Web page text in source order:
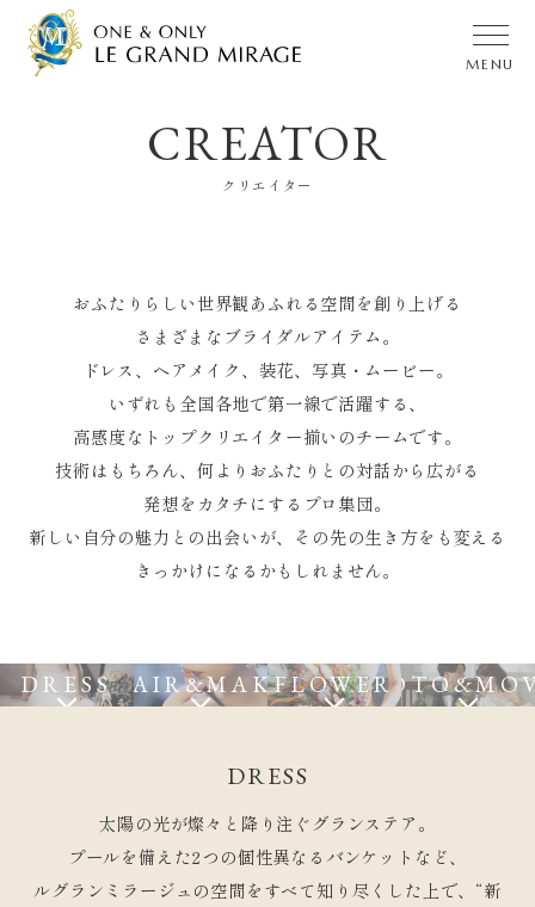
ブランドメッセージ ブライダルフェア
料理・デザート クリエイター
コラム・おすすめ情報 特典・プレゼント
Q & A ご列席の 皆様へ
アクセス 会社
採用情報
CONTACT ご来館・お問い合わせ
CREATOR
クリエイター
おふたりらしい世界観あふれる空間を創り上げる
さまざまなブライダルアイテム。
ドレス、ヘアメイク、装花、 写真・ムービー。
いずれも全国各地で第一線で活躍する、
高感度なトップクリエイター揃いのチームです。
技術はもちろん、何よりおふたりとの対話から広がる
発想をカタチにするプロ集団。
新しい自分の魅力との出会いが、その先の生き方をも変える
きっかけになるかもしれません。
DRESSHAIR&MAKEFLOWER
DRESS
太陽の光が燦々と降り注ぐグランステア。
プールを備えた2つの個性異なるバンケットなど、
ルグランミラージュの空間をすべて知り尽くした上で、 “新